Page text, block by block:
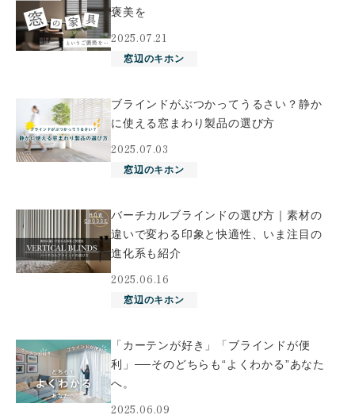
褒美を
2025.07.21
窓辺のキホン
ブラインドがぶつかってうるさい？静か
に使える窓まわり製品の選び方
2025.07.03
窓辺のキホン
バーチカルブラインドの選び方｜素材の
違いで変わる印象と快適性、いま注目の
進化系も紹介
2025.06.16
窓辺のキホン
「カーテンが好き」「ブラインドが便
利」──そのどちらも“よくわかる”あなた
へ。
2025.06.09